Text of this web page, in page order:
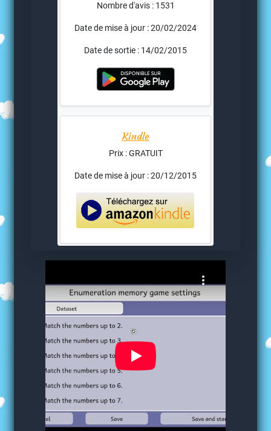
Nombre d'avis : 1531
Date de mise à jour : 20/02/2024
Date de sortie : 14/02/2015
Kindle
Prix : GRATUIT
Date de mise à jour : 20/12/2015